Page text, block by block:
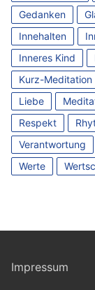
Gedanken
Innehalten
Inneres Kind
Kurz-Meditation
Liebe
Respekt
Verantwortung
Werte
Impressum